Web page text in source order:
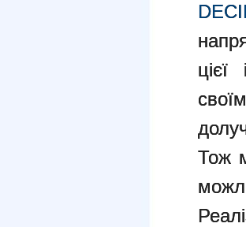
цієї
Тож